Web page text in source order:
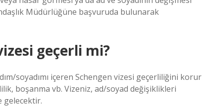
Müdürlüğüne başvuruda bulunarak
geçerli mi?
soyadımı içeren Schengen vizesi geçerliliğini korur
boşanma vb. Vizeniz, ad/soyad değişiklikleri
gelecektir.